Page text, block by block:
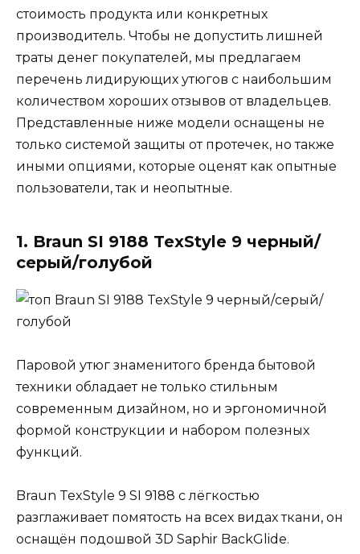
стоимость продукта или конкретных
производитель. Чтобы не допустить лишней
траты денег покупателей, мы предлагаем
перечень лидирующих утюгов с наибольшим
количеством хороших отзывов от владельцев.
Представленные ниже модели оснащены не
только системой защиты от протечек, но также
иными опциями, которые оценят как опытные
пользователи, так и неопытные.
1. Braun SI 9188 TexStyle 9 черный/
серый/голубой
Паровой утюг знаменитого бренда бытовой
техники обладает не только стильным
современным дизайном, но и эргономичной
формой конструкции и набором полезных
функций.
Braun TexStyle 9 SI 9188 с лёгкостью
разглаживает помятость на всех видах ткани, он
оснащён подошвой 3D Saphir BackGlide.